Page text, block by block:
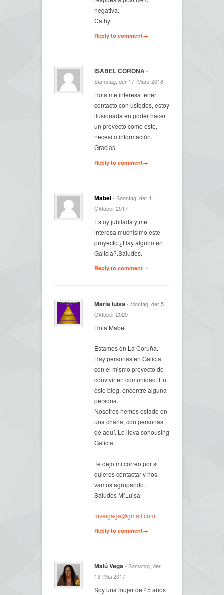
negativa.
Cathy
Reply to comment→
ISABEL CORONA-
Samstag, der 17. März 2018
Hola me interesa tener
contacto con ustedes, estoy
ilusionada en poder hacer
un proyecto como este,
necesito información.
Gracias.
Reply to comment→
Mabel- Sonntag, der 1.
Oktober 2017
Estoy jubilada y me
interesa muchisimo este
proyecto.¿Hay alguno en
Galicia?.Saludos.
Reply to comment→
Maria luisa- Montag, der 5.
Oktober 2020
Hola Mabel
Estamos en La Coruña.
Hay personas en Galicia
con el mismo proyecto de
convivir en comunidad. En
este blog, encontré alguna
persona.
Nosotros hemos estado en
una charla, con personas
de aquí. Lo lleva cohousing
Galicia.
Te dejo mi correo por si
quieres contactar y nos
vamos agrupando.
Saludos MªLuisa
mveigaga@gmail.com
Reply to comment→
Malú Vega- Samstag, der
13. Mai 2017
Soy una mujer de 45 años